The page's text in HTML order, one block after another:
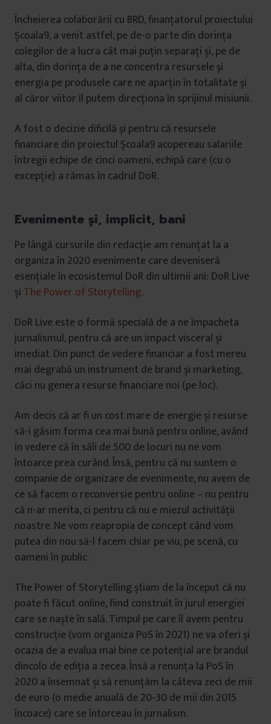
Încheierea colaborării cu BRD, finanțatorul proiectului
Școala9, a venit astfel, pe de-o parte din dorința
colegilor de a lucra cât mai puțin separați și, pe de
alta, din dorința de a ne concentra resursele și
energia pe produsele care ne aparțin în totalitate și
al căror viitor îl putem direcționa în sprijinul misiunii.
A fost o decizie dificilă și pentru că resursele
financiare din proiectul Școala9 acopereau salariile
întregii echipe de cinci oameni, echipă care (cu o
excepție) a rămas în cadrul DoR.
Evenimente și, implicit, bani
Pe lângă cursurile din redacție am renunțat la a
organiza în 2020 evenimente care deveniseră
esențiale în ecosistemul DoR din ultimii ani: DoR Live
și The Power of Storytelling.
DoR Live este o formă specială de a ne împacheta
jurnalismul, pentru că are un impact visceral și
imediat. Din punct de vedere financiar a fost mereu
mai degrabă un instrument de brand și marketing,
căci nu genera resurse financiare noi (pe loc).
Am decis că ar fi un cost mare de energie și resurse
să-i găsim forma cea mai bună pentru online, având
în vedere că în săli de 500 de locuri nu ne vom
întoarce prea curând. Însă, pentru că nu suntem o
companie de organizare de evenimente, nu avem de
ce să facem o reconversie pentru online – nu pentru
că n-ar merita, ci pentru că nu e miezul activității
noastre. Ne vom reapropia de concept când vom
putea din nou să-l facem chiar pe viu, pe scenă, cu
oameni în public.
The Power of Storytelling știam de la început că nu
poate fi făcut online, fiind construit în jurul energiei
care se naște în sală. Timpul pe care îl avem pentru
construcție (vom organiza PoS în 2021) ne va oferi și
ocazia de a evalua mai bine ce potențial are brandul
dincolo de ediția a zecea. Însă a renunța la PoS în
2020 a însemnat și să renunțăm la câteva zeci de mii
de euro (o medie anuală de 20-30 de mii din 2015
încoace) care se întorceau în jurnalism.